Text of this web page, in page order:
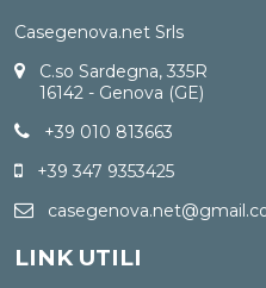
Casegenova.net Srls
C.so Sardegna, 335R
16142 - Genova (GE)
+39 010 813663
+39 347 9353425
LINK UTILI